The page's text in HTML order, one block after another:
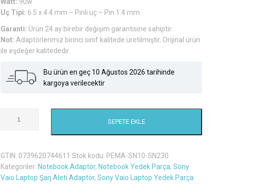
Uç Tipi: 6.5 x 4.4 mm – Pinli uç – Pin 1.4 mm
Garanti: Ürün 24 ay birebir değişim garantisine sahiptir.
Not: Adaptörlerimiz birinci sınıf kalitede üretilmiştir. Orijinal ürün
ile eşdeğer kalitededir.
Bu ürün en geç 10 Ağustos 2026 tarihinde
kargoya verilecektir
Şarj
Aleti
Adaptör
SEPETE EKLE
GTIN: 0739620744611 Stok kodu: PEMA-SN10-SN230
Kategoriler: Notebook Adaptör, Notebook Yedek Parça,Sony
Vaio Laptop Şarj Aleti Adaptör,Sony Vaio Laptop Yedek Parça